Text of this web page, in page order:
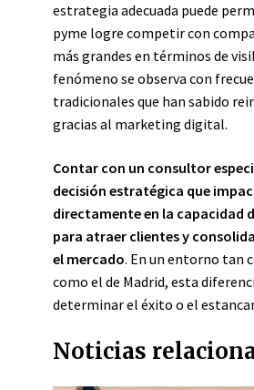
estrategia adecuada puede
pyme logre competir con
más grandes en términos de
fenómeno se observa con
tradicionales que han sabido
gracias al marketing digital.
Contar con un consultor
decisión estratégica que
directamente en la capacidad
para atraer clientes y
el mercado. En un entorno tan
como el de Madrid, esta
determinar el éxito o el
Noticias